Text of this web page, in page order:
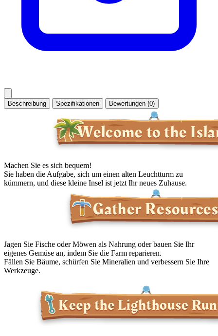
Beschreibung Spezifikationen Bewertungen (0)
Machen Sie es sich bequem!
Sie haben die Aufgabe, sich um einen alten Leuchtturm zu
kümmern, und diese kleine Insel ist jetzt Ihr neues Zuhause.
Jagen Sie Fische oder Möwen als Nahrung oder bauen Sie Ihr
eigenes Gemüse an, indem Sie die Farm reparieren.
Fällen Sie Bäume, schürfen Sie Mineralien und verbessern Sie Ihre
Werkzeuge.